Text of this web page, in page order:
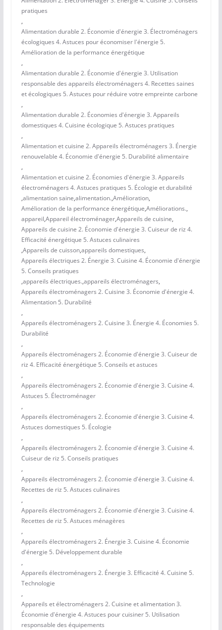
pratiques
,
Alimentation durable 2. Économie d'énergie 3. Électroménagers
écologiques 4. Astuces pour économiser l'énergie 5.
Amélioration de la performance énergétique
,
Alimentation durable 2. Économie d'énergie 3. Utilisation
responsable des appareils électroménagers 4. Recettes saines
et écologiques 5. Astuces pour réduire votre empreinte carbone
,
Alimentation durable 2. Économies d'énergie 3. Appareils
domestiques 4. Cuisine écologique 5. Astuces pratiques
,
Alimentation et cuisine 2. Appareils électroménagers 3. Énergie
renouvelable 4. Économie d'énergie 5. Durabilité alimentaire
,
Alimentation et cuisine 2. Économies d'énergie 3. Appareils
électroménagers 4. Astuces pratiques 5. Écologie et durabilité
,alimentation saine,alimentation.,Amélioration,
Amélioration de la performance énergétique,Améliorations.,
appareil,Appareil électroménager,Appareils de cuisine,
Appareils de cuisine 2. Économie d'énergie 3. Cuiseur de riz 4.
Efficacité énergétique 5. Astuces culinaires
,Appareils de cuisson,appareils domestiques,
Appareils électriques 2. Énergie 3. Cuisine 4. Économie d'énergie
5. Conseils pratiques
,appareils électriques.,appareils électroménagers,
Appareils électroménagers 2. Cuisine 3. Économie d'énergie 4.
Alimentation 5. Durabilité
,
Appareils électroménagers 2. Cuisine 3. Énergie 4. Économies 5.
Durabilité
,
Appareils électroménagers 2. Économie d'énergie 3. Cuiseur de
riz 4. Efficacité énergétique 5. Conseils et astuces
,
Appareils électroménagers 2. Économie d'énergie 3. Cuisine 4.
Astuces 5. Électroménager
,
Appareils électroménagers 2. Économie d'énergie 3. Cuisine 4.
Astuces domestiques 5. Écologie
,
Appareils électroménagers 2. Économie d'énergie 3. Cuisine 4.
Cuiseur de riz 5. Conseils pratiques
,
Appareils électroménagers 2. Économie d'énergie 3. Cuisine 4.
Recettes de riz 5. Astuces culinaires
,
Appareils électroménagers 2. Économie d'énergie 3. Cuisine 4.
Recettes de riz 5. Astuces ménagères
,
Appareils électroménagers 2. Énergie 3. Cuisine 4. Économie
d'énergie 5. Développement durable
,
Appareils électroménagers 2. Énergie 3. Efficacité 4. Cuisine 5.
Technologie
,
Appareils et électroménagers 2. Cuisine et alimentation 3.
Économie d'énergie 4. Astuces pour cuisiner 5. Utilisation
responsable des équipements